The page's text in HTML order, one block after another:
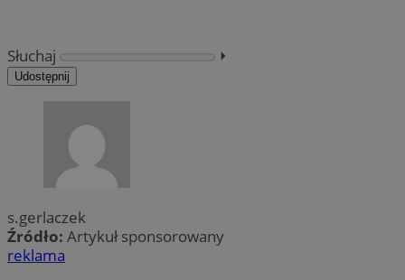
Słuchaj ⏵︎
Udostępnij
s.gerlaczek
Źródło: Artykuł sponsorowany
reklama